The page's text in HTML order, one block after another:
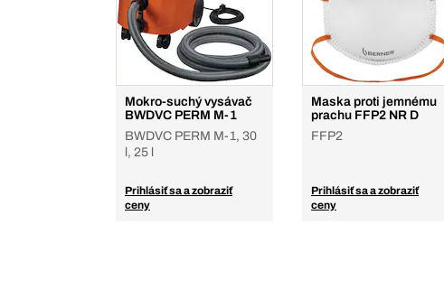
Mokro-suchý vysávač
BWDVC PERM M-1
BWDVC PERM M-1, 30
l, 25 l
Prihlásiť sa a zobraziť
ceny
Maska proti jemnému
prachu FFP2 NR D
FFP2
Prihlásiť sa a zobraziť
ceny